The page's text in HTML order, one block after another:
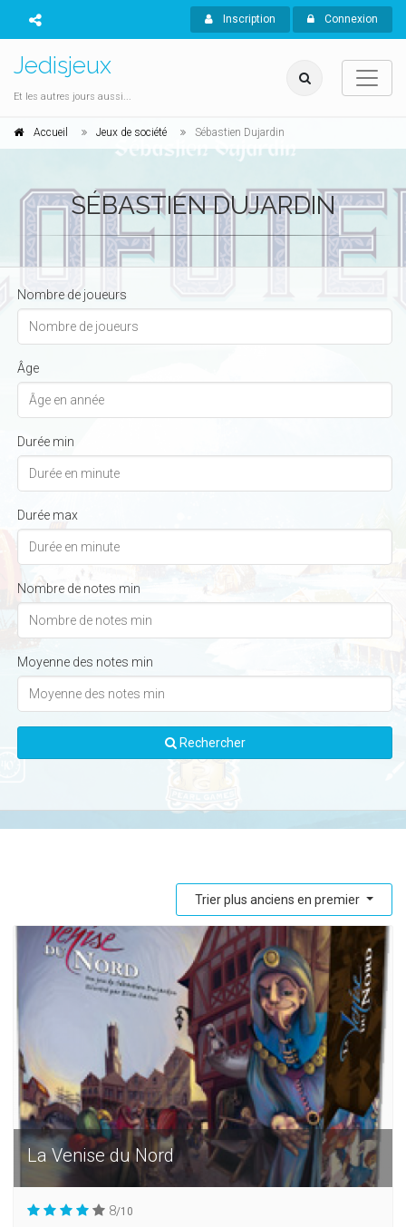
Inscription Connexion
Jedisjeux
Et les autres jours aussi...
Accueil Jeux de société Sébastien Dujardin
SÉBASTIEN DUJARDIN
Nombre de joueurs
Âge
Durée min
Durée max
Nombre de notes min
Moyenne des notes min
Rechercher
Trier plus anciens en premier
La Venise du Nord
8/10